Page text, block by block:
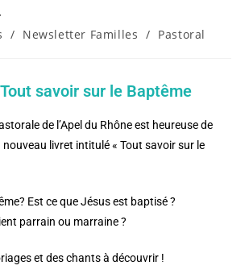
/ Newsletter Familles / Pastoral
savoir sur le Baptême
de l’Apel du Rhône est heureuse de
livret intitulé « Tout savoir sur le
Est ce que Jésus est baptisé ?
parrain ou marraine ?
et des chants à découvrir !